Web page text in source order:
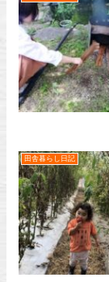
田舎暮らし日記